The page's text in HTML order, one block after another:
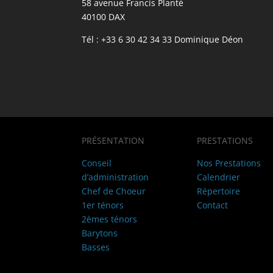
58 avenue Francis Planté
40100 DAX
Tél : +33 6 30 42 34 33 Dominique Déon
PRÉSENTATION
Conseil
d’administration
Chef de Choeur
1er ténors
2èmes ténors
Barytons
Basses
PRESTATIONS
Nos Prestations
Calendrier
Répertoire
Contact